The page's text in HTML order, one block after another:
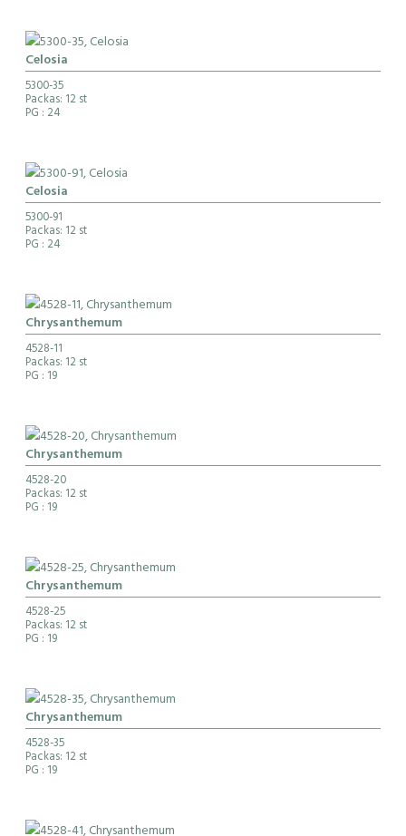
Celosia
5300-35
Packas: 12 st
PG : 24
Celosia
5300-91
Packas: 12 st
PG : 24
Chrysanthemum
4528-11
Packas: 12 st
PG : 19
Chrysanthemum
4528-20
Packas: 12 st
PG : 19
Chrysanthemum
4528-25
Packas: 12 st
PG : 19
Chrysanthemum
4528-35
Packas: 12 st
PG : 19